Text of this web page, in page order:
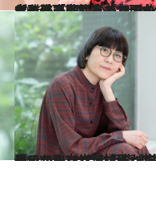
2026.5.12
【もっと読む】「女のくせに」「下品だ」と叩かれた過去…芸歴45年・久本雅美（67）がバッシングを浴びながらもバラエティの頂点に立てた理由
カルチャー
2024.10.12
「いつかババアばっか集めて、独立した村作ってやるから」光浦靖子が“靖子チルドレン”と目指す未来
カルチャー